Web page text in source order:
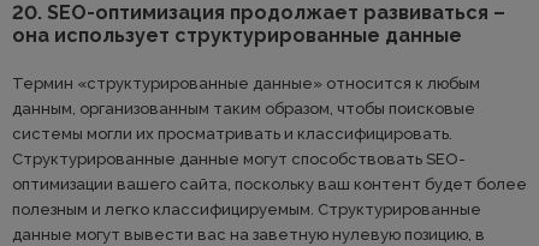
20. SEO-оптимизация продолжает развиваться –
она использует структурированные данные
Термин «структурированные данные» относится к любым
данным, организованным таким образом, чтобы поисковые
системы могли их просматривать и классифицировать.
Структурированные данные могут способствовать SEO-
оптимизации вашего сайта, поскольку ваш контент будет более
полезным и легко классифицируемым. Структурированные
данные могут вывести вас на заветную нулевую позицию, в